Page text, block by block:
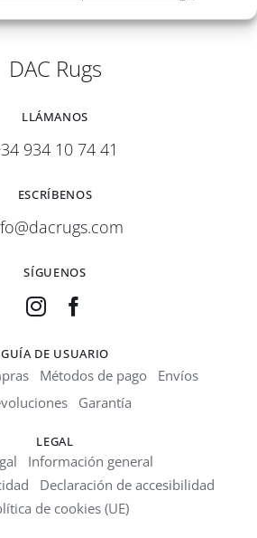
DAC Rugs
LLÁMANOS
934 10 74 41
ESCRÍBENOS
SÍGUENOS
GUÍA DE USUARIO
Métodos de pago
Envíos
Garantía
LEGAL
Información general
Declaración de accesibilidad
de cookies (UE)